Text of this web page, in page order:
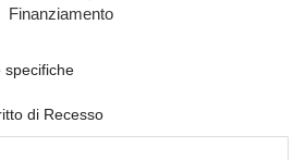
Finanziamento
specifiche
di Recesso